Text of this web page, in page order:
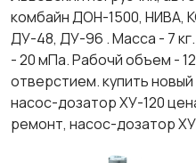
комбайн ДОН-1500, НИВА,
ДУ-48, ДУ-96 . Масса - 7
- 20 мПа. Рабочй объем -
отверстием. купить
насос-дозатор ХУ-120
ремонт, насос-дозатор